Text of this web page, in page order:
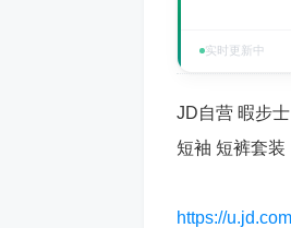
实时更新中
JD自营 暇步
短袖 短裤套装
https://